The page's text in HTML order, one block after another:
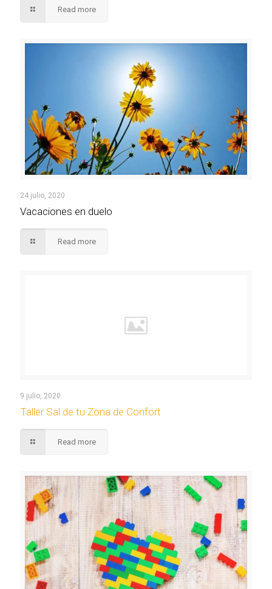
Read more
24 julio, 2020
Vacaciones en duelo
Read more
9 julio, 2020
Taller Sal de tu Zona de Confort
Read more